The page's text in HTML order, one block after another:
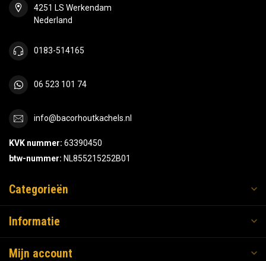
4251 LS Werkendam
Nederland
0183-514165
06 523 101 74
info@bacorhoutkachels.nl
KVK nummer: 63390450
btw-nummer: NL855215252B01
Categorieën
Informatie
Mijn account